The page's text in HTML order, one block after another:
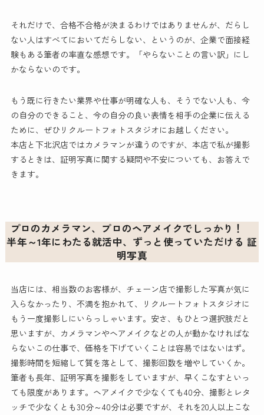
それだけで、合格不合格が決まるわけではありませんが、だらし
ない人はすべてにおいてだらしない、というのが、企業で面接経
験もある筆者の率直な感想です。「やらないことの言い訳」にし
かならないのです。
もう既に行きたい業界や仕事が明確な人も、そうでない人も、今
の自分のできること、今の自分の良い表情を相手の企業に伝える
ために、ぜひリクルートフォトスタジオにお越しください。
本店と下北沢店ではカメラマンが違うのですが、本店で私が撮影
するときは、証明写真に関する疑問や不安についても、お答えで
きます。
プロのカメラマン、プロのヘアメイクでしっかり！
半年～1年にわたる就活中、ずっと使っていただける 証
明写真
当店には、相当数のお客様が、チェーン店で撮影した写真が気に
入らなかったり、不満を抱かれて、リクルートフォトスタジオに
もう一度撮影しにいらっしゃいます。安さ、もひとつ選択肢だと
思いますが、カメラマンやヘアメイクなどの人が動かなければな
らないこの仕事で、価格を下げていくことは容易ではないはず。
撮影時間を短縮して質を落として、撮影回数を増やしていくか。
筆者も長年、証明写真を撮影をしていますが、早くこなすといっ
ても限度があります。ヘアメイクで少なくても40分、撮影とレタ
ッチで少なくとも30分～40分は必要ですが、それを20人以上こな